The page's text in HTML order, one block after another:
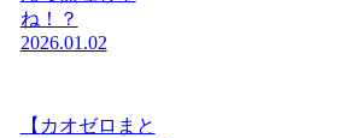
ね！？
2026.01.02
【カオゼロまと